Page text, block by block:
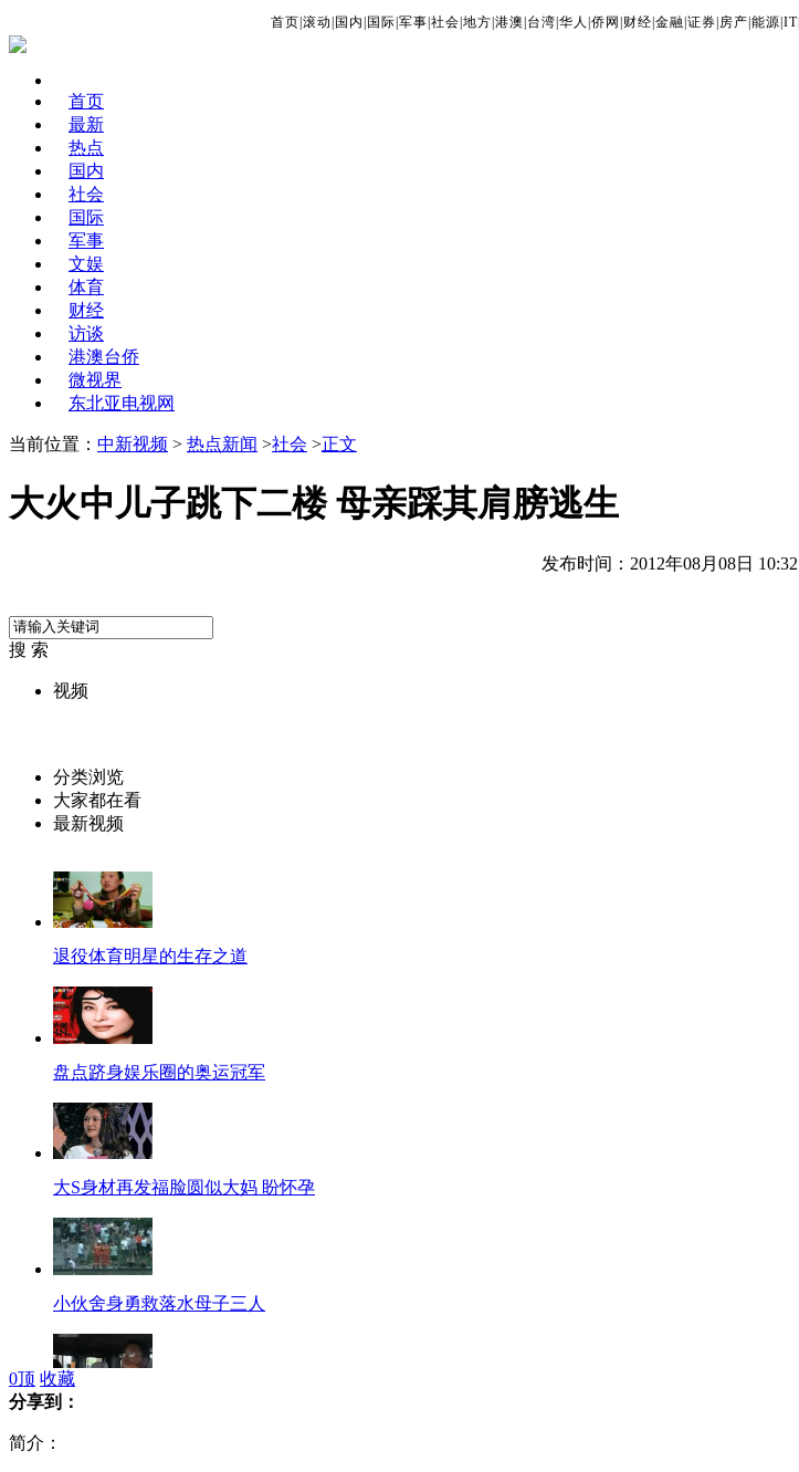
首页 滚动 国内 国际 军事 社会 地方 港澳 台湾 华人 侨网 财经 金融 证券 房产 能源 IT|
首页
最新
热点
国内
社会
国际
军事
文娱
体育
财经
访谈
港澳台侨
微视界
东北亚电视网
当前位置： 中新视频 > 热点新闻 >社会 >正文
大火中儿子跳下二楼 母亲踩其肩膀逃生
发布时间：2012年08月08日 10:32
搜 索
视频
分类浏览
大家都在看
最新视频
退役体育明星的生存之道
盘点跻身娱乐圈的奥运冠军
大S身材再发福脸圆似大妈 盼怀孕
小伙舍身勇救落水母子三人
0顶 收藏
分享到：
简介：